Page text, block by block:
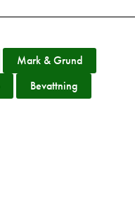
Mark & Grund
Bevattning